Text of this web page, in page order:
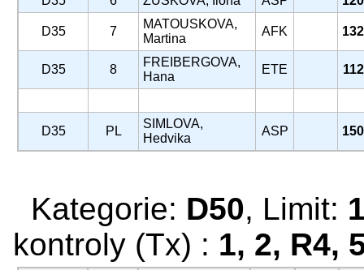
D35 7
MATOUSKOVA,
Martina
AFK
D35 8
FREIBERGOVA,
Hana
ETE
D35 PL
SIMLOVA,
Hedvika
ASP
Kategorie: D50, Limit:
kontroly (Tx) : 1, 2, R4,